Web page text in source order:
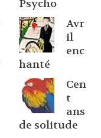
Psycho
Avr
il
enc
hanté
Cen
t
ans
de solitude